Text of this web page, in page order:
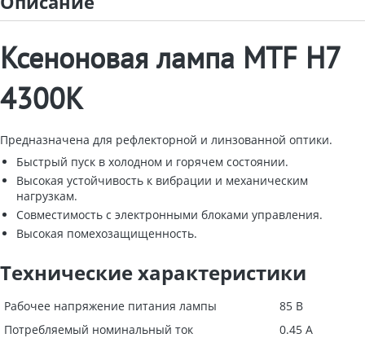
Ксеноновая лампа MTF H7
4300K
Предназначена для рефлекторной и линзованной оптики.
Быстрый пуск в холодном и горячем состоянии.
Высокая устойчивость к вибрации и механическим
нагрузкам.
Совместимость с электронными блоками управления.
Высокая помехозащищенность.
Технические характеристики
Рабочее напряжение питания лампы
85 В
Потребляемый номинальный ток
0.45 А